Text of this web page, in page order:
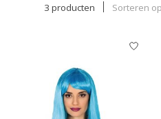
3 producten Sorteren op